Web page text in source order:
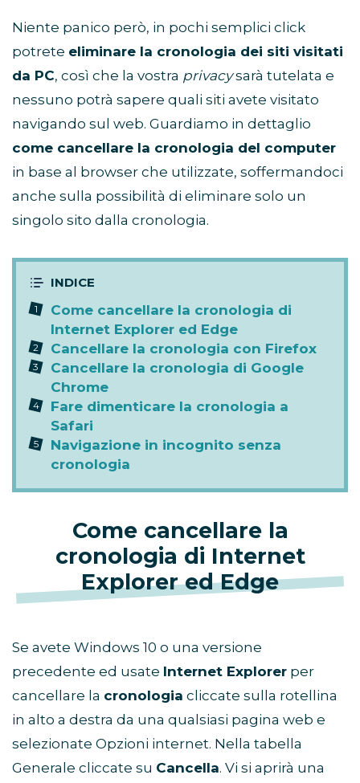
Niente panico però, in pochi semplici click
potrete eliminare la cronologia dei siti visitati
da PC, così che la vostra privacysarà tutelata e
nessuno potrà sapere quali siti avete visitato
navigando sul web. Guardiamo in dettaglio
come cancellare la cronologia del computer
in base al browser che utilizzate, soffermandoci
anche sulla possibilità di eliminare solo un
singolo sito dalla cronologia.
Come cancellare la cronologia di
Internet Explorer ed Edge
Cancellare la cronologia con Firefox
Cancellare la cronologia di Google
Chrome
Fare dimenticare la cronologia a
Safari
Navigazione in incognito senza
cronologia
Come cancellare la
cronologia di Internet
Explorer ed Edge
Se avete Windows 10 o una versione
precedente ed usate Internet Explorer per
cancellare la cronologia cliccate sulla rotellina
in alto a destra da una qualsiasi pagina web e
selezionate Opzioni internet. Nella tabella
Generale cliccate su Cancella. Vi si aprirà una